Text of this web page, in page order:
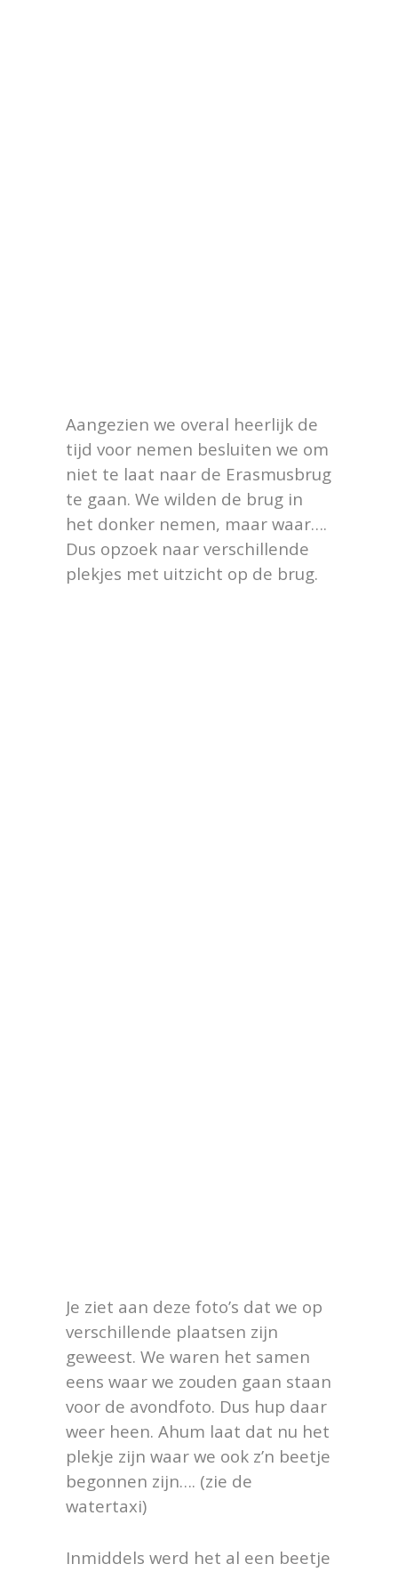
Aangezien we overal heerlijk de
tijd voor nemen besluiten we om
niet te laat naar de Erasmusbrug
te gaan. We wilden de brug in
het donker nemen, maar waar….
Dus opzoek naar verschillende
plekjes met uitzicht op de brug.
Je ziet aan deze foto’s dat we op
verschillende plaatsen zijn
geweest. We waren het samen
eens waar we zouden gaan staan
voor de avondfoto. Dus hup daar
weer heen. Ahum laat dat nu het
plekje zijn waar we ook z’n beetje
begonnen zijn…. (zie de
watertaxi)
Inmiddels werd het al een beetje